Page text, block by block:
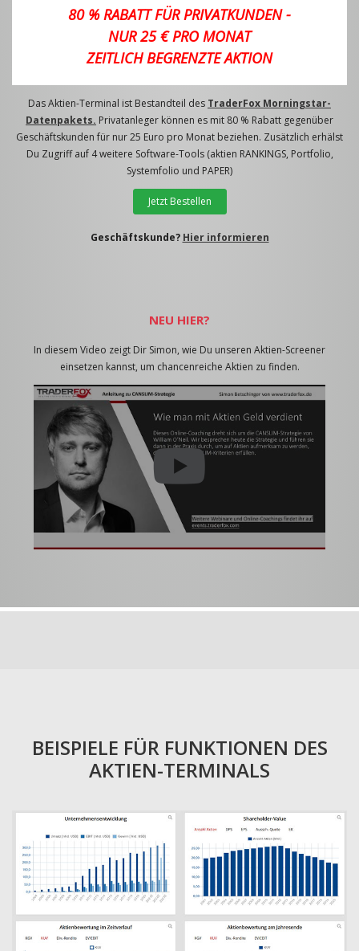
80 % RABATT FÜR PRIVATKUNDEN -
NUR 25 € PRO MONAT
ZEITLICH BEGRENZTE AKTION
Das Aktien-Terminal ist Bestandteil des TraderFox Morningstar-
Datenpakets. Privatanleger können es mit 80 % Rabatt gegenüber
Geschäftskunden für nur 25 Euro pro Monat beziehen. Zusätzlich erhälst
Du Zugriff auf 4 weitere Software-Tools (aktien RANKINGS, Portfolio,
Systemfolio und PAPER)
Jetzt Bestellen
Geschäftskunde? Hier informieren
NEU HIER?
In diesem Video zeigt Dir Simon, wie Du unseren Aktien-Screener
einsetzen kannst, um chancenreiche Aktien zu finden.
BEISPIELE FÜR FUNKTIONEN DES
AKTIEN-TERMINALS